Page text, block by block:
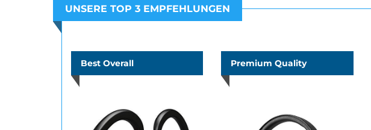
UNSERE TOP 3 EMPFEHLUNGEN
Best Overall Premium Quality